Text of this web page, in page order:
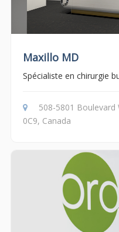
Maxillo MD
Spécialiste en chirurgie
508-5801 Boulevard
0C9, Canada